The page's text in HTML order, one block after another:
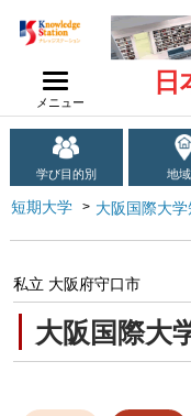
メニュー
学び目的別 地
短期大学 大阪国際大
大阪国際大
私立 大阪府守口市